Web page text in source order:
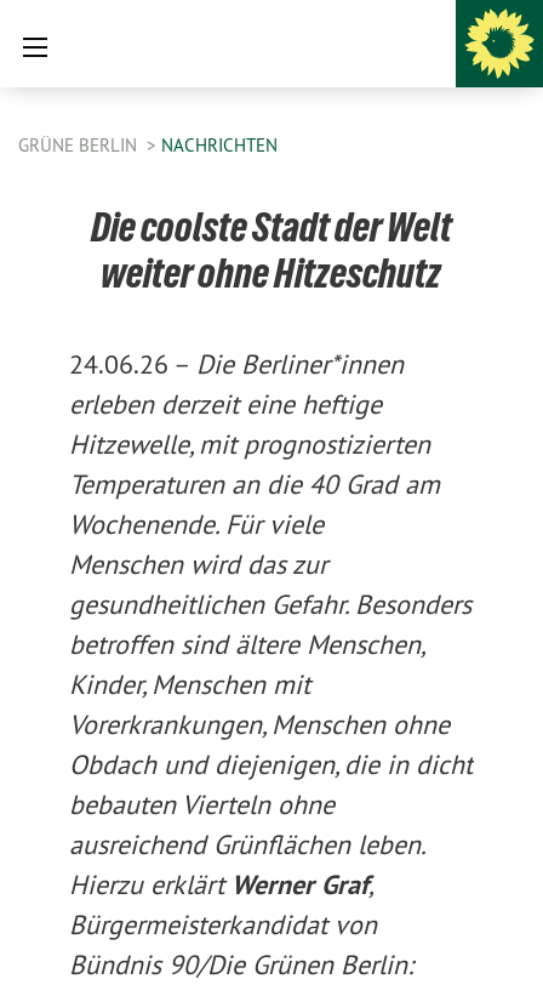
GRÜNE BERLIN NACHRICHTEN
Die coolste Stadt der Welt
weiter ohne Hitzeschutz
24.06.26 – Die Berliner*innen
erleben derzeit eine heftige
Hitzewelle, mit prognostizierten
Temperaturen an die 40 Grad am
Wochenende. Für viele
Menschen wird das zur
gesundheitlichen Gefahr. Besonders
betroffen sind ältere Menschen,
Kinder, Menschen mit
Vorerkrankungen, Menschen ohne
Obdach und diejenigen, die in dicht
bebauten Vierteln ohne
ausreichend Grünflächen leben.
Hierzu erklärt Werner Graf,
Bürgermeisterkandidat von
Bündnis 90/Die Grünen Berlin: